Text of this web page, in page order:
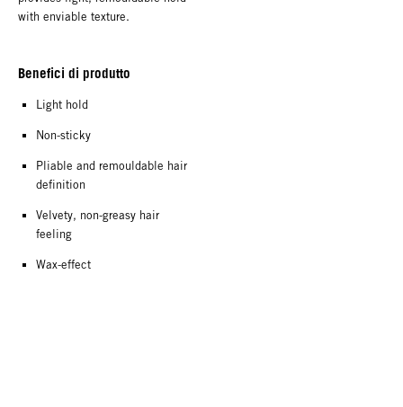
with enviable texture.
Benefici di produtto
Light hold
Non-sticky
Pliable and remouldable hair
definition
Velvety, non-greasy hair
feeling
Wax-effect